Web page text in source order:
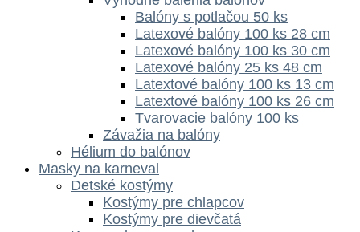
Balóny s potlačou 50 ks
Latexové balóny 100 ks 28 cm
Latexové balóny 100 ks 30 cm
Latexové balóny 25 ks 48 cm
Latextové balóny 100 ks 13 cm
Latextové balóny 100 ks 26 cm
Tvarovacie balóny 100 ks
Závažia na balóny
Hélium do balónov
Masky na karneval
Detské kostýmy
Kostýmy pre chlapcov
Kostýmy pre dievčatá